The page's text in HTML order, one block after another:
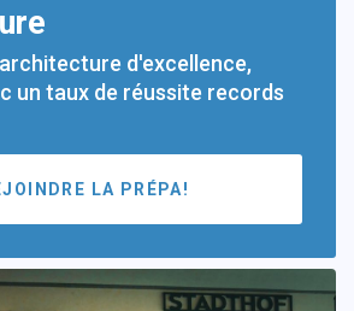
d'excellence,
un taux de réussite records
LA PRÉPA!